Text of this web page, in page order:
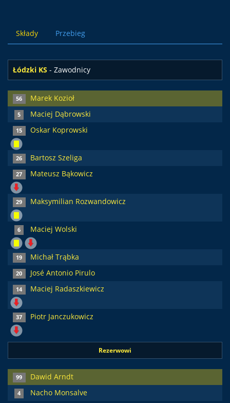
Składy Przebieg
Łódzki KS - Zawodnicy
56 Marek Kozioł
5 Maciej Dąbrowski
15 Oskar Koprowski
26 Bartosz Szeliga
27 Mateusz Bąkowicz
29 Maksymilian Rozwandowicz
6 Maciej Wolski
19 Michał Trąbka
20 José Antonio Pirulo
14 Maciej Radaszkiewicz
37 Piotr Janczukowicz
Rezerwowi
99 Dawid Arndt
4 Nacho Monsalve